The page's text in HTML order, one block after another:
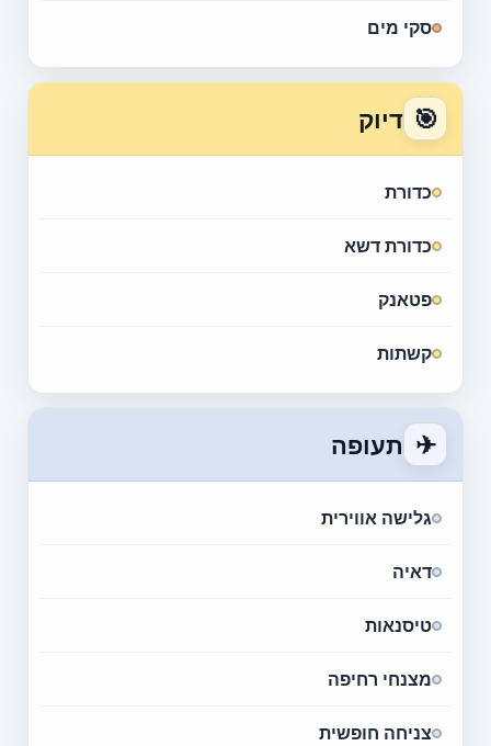
סקי מים
🎯 דיוק
כדורת
כדורת דשא
פטאנק
קשתות
✈ תעופה
גלישה אווירית
דאיה
טיסנאות
מצנחי רחיפה
צניחה חופשית